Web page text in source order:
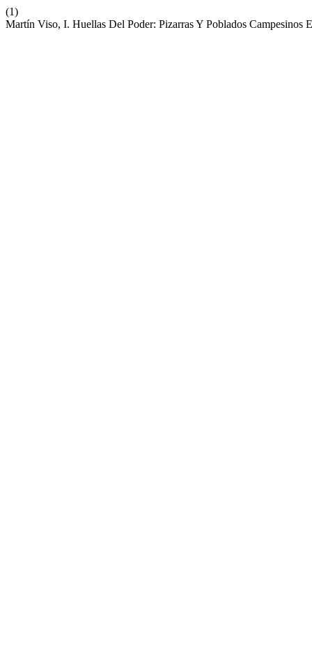
(1)
Martín Viso, I. Huellas Del Poder: Pizarras Y Poblados